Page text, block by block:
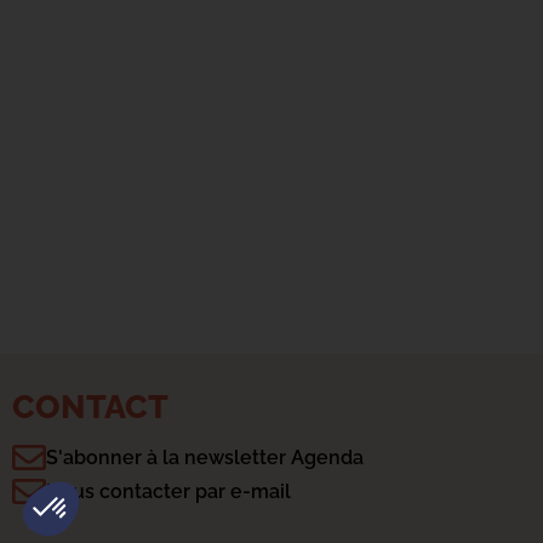
Axeptio consent
Plateforme de Gestion du Consentement : Personnalisez vos
Notre plateforme vous permet d'adapter et de gérer vos
CONTACT
S'abonner à la newsletter Agenda
Nous contacter par e-mail